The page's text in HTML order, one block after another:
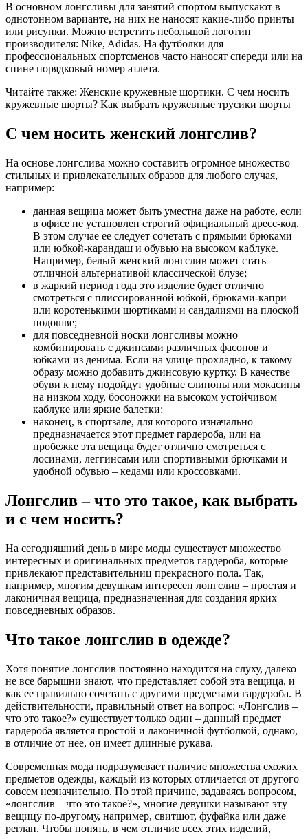
В основном лонгсливы для занятий спортом выпускают в
однотонном варианте, на них не наносят какие-либо принты
или рисунки. Можно встретить небольшой логотип
производителя: Nike, Adidas. На футболки для
профессиональных спортсменов часто наносят спереди или на
спине порядковый номер атлета.
Читайте также: Женские кружевные шортики. С чем носить
кружевные шорты? Как выбрать кружевные трусики шорты
С чем носить женский лонгслив?
На основе лонгслива можно составить огромное множество
стильных и привлекательных образов для любого случая,
например:
данная вещица может быть уместна даже на работе, если
в офисе не установлен строгий официальный дресс-код.
В этом случае ее следует сочетать с прямыми брюками
или юбкой-карандаш и обувью на высоком каблуке.
Например, белый женский лонгслив может стать
отличной альтернативой классической блузе;
в жаркий период года это изделие будет отлично
смотреться с плиссированной юбкой, брюками-капри
или коротенькими шортиками и сандалиями на плоской
подошве;
для повседневной носки лонгсливы можно
комбинировать с джинсами различных фасонов и
юбками из денима. Если на улице прохладно, к такому
образу можно добавить джинсовую куртку. В качестве
обуви к нему подойдут удобные слипоны или мокасины
на низком ходу, босоножки на высоком устойчивом
каблуке или яркие балетки;
наконец, в спортзале, для которого изначально
предназначается этот предмет гардероба, или на
пробежке эта вещица будет отлично смотреться с
лосинами, леггинсами или спортивными брючками и
удобной обувью – кедами или кроссовками.
Лонгслив – что это такое, как выбрать
и с чем носить?
На сегодняшний день в мире моды существует множество
интересных и оригинальных предметов гардероба, которые
привлекают представительниц прекрасного пола. Так,
например, многим девушкам интересен лонгслив – простая и
лаконичная вещица, предназначенная для создания ярких
повседневных образов.
Что такое лонгслив в одежде?
Хотя понятие лонгслив постоянно находится на слуху, далеко
не все барышни знают, что представляет собой эта вещица, и
как ее правильно сочетать с другими предметами гардероба. В
действительности, правильный ответ на вопрос: «Лонгслив –
что это такое?» существует только один – данный предмет
гардероба является простой и лаконичной футболкой, однако,
в отличие от нее, он имеет длинные рукава.
Современная мода подразумевает наличие множества схожих
предметов одежды, каждый из которых отличается от другого
совсем незначительно. По этой причине, задаваясь вопросом,
«лонгслив – что это такое?», многие девушки называют эту
вещицу по-другому, например, свитшот, фуфайка или даже
реглан. Чтобы понять, в чем отличие всех этих изделий,